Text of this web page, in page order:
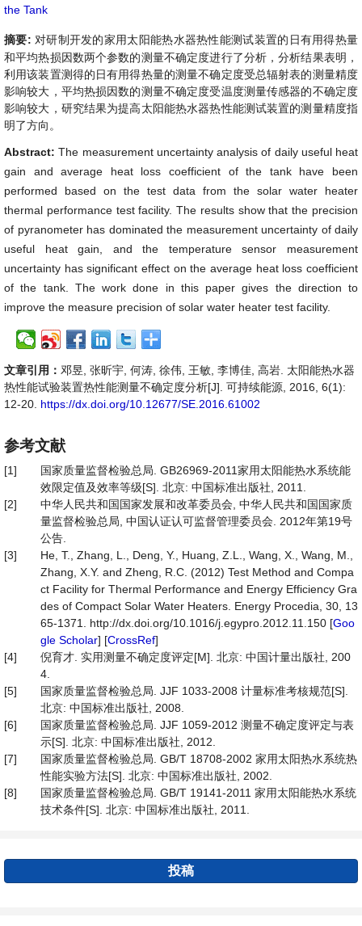
the Tank
摘要: 对研制开发的家用太阳能热水器热性能测试装置的日有用得热量
和平均热损因数两个参数的测量不确定度进行了分析，分析结果表明，
利用该装置测得的日有用得热量的测量不确定度受总辐射表的测量精度
影响较大，平均热损因数的测量不确定度受温度测量传感器的不确定度
影响较大，研究结果为提高太阳能热水器热性能测试装置的测量精度指
明了方向。
Abstract:The measurement uncertainty analysis of daily useful heat
gain and average heat loss coefficient of the tank have been
performed based on the test data from the solar water heater
thermal performance test facility. The results show that the precision
of pyranometer has dominated the measurement uncertainty of daily
useful heat gain, and the temperature sensor measurement
uncertainty has significant effect on the average heat loss coefficient
of the tank. The work done in this paper gives the direction to
improve the measure precision of solar water heater test facility.
文章引用： 邓昱, 张昕宇, 何涛, 徐伟, 王敏, 李博佳, 高岩. 太阳能热水器
热性能试验装置热性能测量不确定度分析[J]. 可持续能源, 2016, 6(1):
12-20. https://dx.doi.org/10.12677/SE.2016.61002
参考文献
[1]
国家质量监督检验总局. GB26969-2011家用太阳能热水系统能
效限定值及效率等级[S]. 北京: 中国标准出版社, 2011.
[2]
中华人民共和国国家发展和改革委员会, 中华人民共和国国家质
量监督检验总局, 中国认证认可监督管理委员会. 2012年第19号
公告.
[3]
He, T., Zhang, L., Deng, Y., Huang, Z.L., Wang, X., Wang, M.,
Zhang, X.Y. and Zheng, R.C. (2012) Test Method and Compa
ct Facility for Thermal Performance and Energy Efficiency Gra
des of Compact Solar Water Heaters. Energy Procedia, 30, 13
65-1371. http://dx.doi.org/10.1016/j.egypro.2012.11.150 [Goo
gle Scholar] [CrossRef]
[4]
倪育才. 实用测量不确定度评定[M]. 北京: 中国计量出版社, 200
4.
[5]
国家质量监督检验总局. JJF 1033-2008 计量标准考核规范[S].
北京: 中国标准出版社, 2008.
[6]
国家质量监督检验总局. JJF 1059-2012 测量不确定度评定与表
示[S]. 北京: 中国标准出版社, 2012.
[7]
国家质量监督检验总局. GB/T 18708-2002 家用太阳热水系统热
性能实验方法[S]. 北京: 中国标准出版社, 2002.
[8]
国家质量监督检验总局. GB/T 19141-2011 家用太阳能热水系统
技术条件[S]. 北京: 中国标准出版社, 2011.
投稿